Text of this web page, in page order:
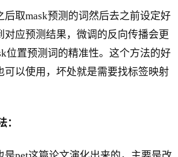
后取mask预测的词然后去之前设定好
对应预测结果，微调的反向传播会更
位置预测词的精准性。这个方法的好
可以使用，坏处就是需要找标签映射
：